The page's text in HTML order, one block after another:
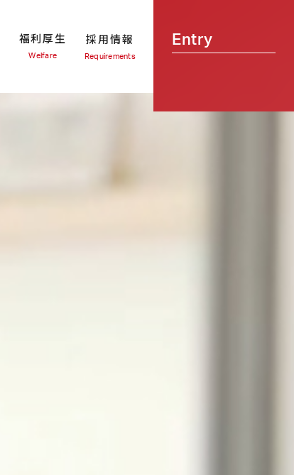
福利厚生
Welfare
採用情報
Requirements
Entry